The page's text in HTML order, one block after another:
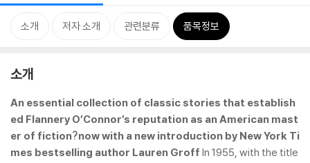
소개 저자 소개 관련분류 품목정보
소개
An essential collection of classic stories that establish
ed Flannery O’Connor’s reputation as an American mast
er of fiction?now with a new introduction by New York Ti
mes bestselling author Lauren Groff In 1955, with the title